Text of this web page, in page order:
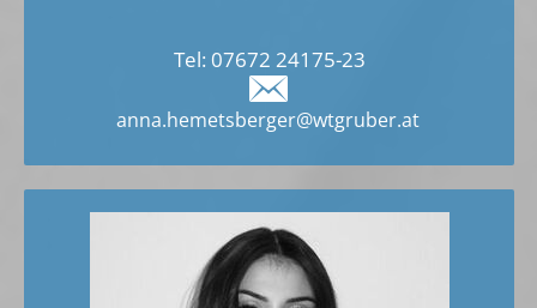
Tel: 07672 24175-23
anna.hemetsberger@wtgruber.at